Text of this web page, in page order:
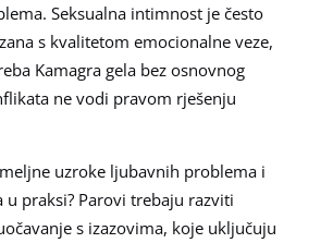
Seksualna intimnost je često
s kvalitetom emocionalne veze,
Kamagra gela bez osnovnog
ne vodi pravom rješenju
uzroke ljubavnih problema i
praksi? Parovi trebaju razviti
s izazovima, koje uključuju